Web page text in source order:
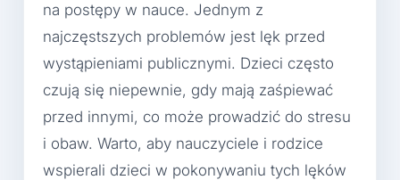
na postępy w nauce. Jednym z
najczęstszych problemów jest lęk przed
wystąpieniami publicznymi. Dzieci często
czują się niepewnie, gdy mają zaśpiewać
przed innymi, co może prowadzić do stresu
i obaw. Warto, aby nauczyciele i rodzice
wspierali dzieci w pokonywaniu tych lęków